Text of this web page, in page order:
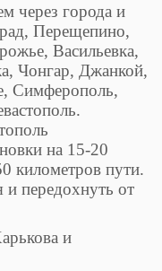
через города и
Перещепино,
Васильевка,
Чонгар, Джанкой,
Симферополь,
на 15-20
километров пути.
и передохнуть от
и